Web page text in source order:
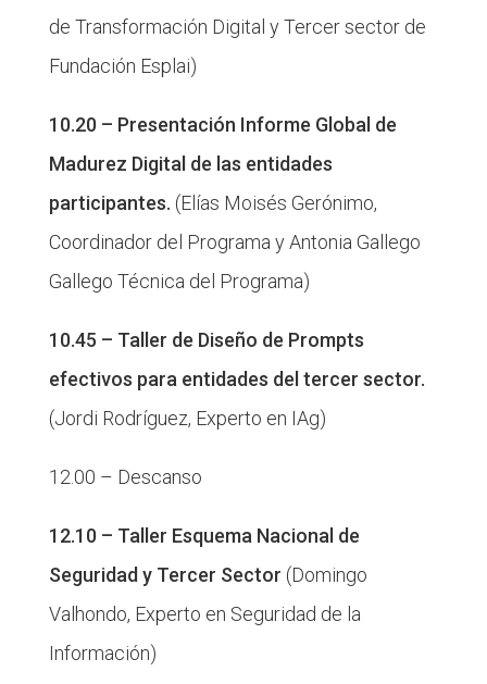
de Transformación Digital y Tercer sector de
Fundación Esplai)
10.20 – Presentación Informe Global de
Madurez Digital de las entidades
participantes. (Elías Moisés Gerónimo,
Coordinador del Programa y Antonia Gallego
Gallego Técnica del Programa)
10.45 – Taller de Diseño de Prompts
efectivos para entidades del tercer sector.
(Jordi Rodríguez, Experto en IAg)
12.00 – Descanso
12.10 – Taller Esquema Nacional de
Seguridad y Tercer Sector (Domingo
Valhondo, Experto en Seguridad de la
Información)